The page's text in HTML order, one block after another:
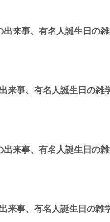
来事、有名人誕生日の
来事、有名人誕生日の雑
来事、有名人誕生日の
来事、有名人誕生日の雑